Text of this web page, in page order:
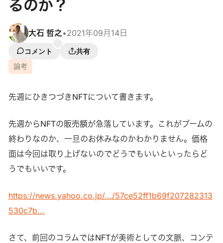
るのか？
大石 哲之 •2021年09月14日
コメント
共有
論考
先週にひきつづきNFTについて書きます。
先週からNFTの販売額が急落しています。これがブームの
終わりなのか、一旦のお休みなのかわかりません。価格
面は今回は取り上げないのでどうでもいいといったらど
うでもいいです。
https://news.yahoo.co.jp/.../57ce52ff1b69f207282313
530c7b...
さて、前回のコラムではNFTが美術としての文脈、コンテ